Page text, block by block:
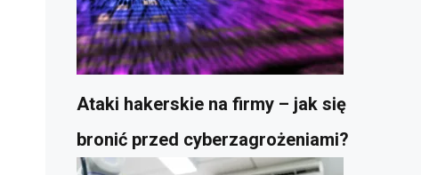
Ataki hakerskie na firmy – jak się
bronić przed cyberzagrożeniami?